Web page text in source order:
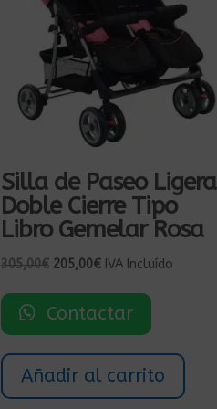
Silla de Paseo Ligera
Doble Cierre Tipo
Libro Gemelar Rosa
305,00€ El
original
205,00€El
actual
IVA Incluído
Contactar
Añadir al carrito